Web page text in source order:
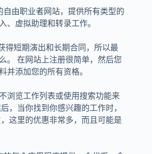
自由职业者网站，提供所有类型的
虚拟助理和转录工作。
得短期演出和长期合同，所以最
。 在网站上注册很简单，然后您
并添加您的所有资格。
浏览工作列表或使用搜索功能来
，当你找到你感兴趣的工作时，
这里的优惠非常多，而且可能是